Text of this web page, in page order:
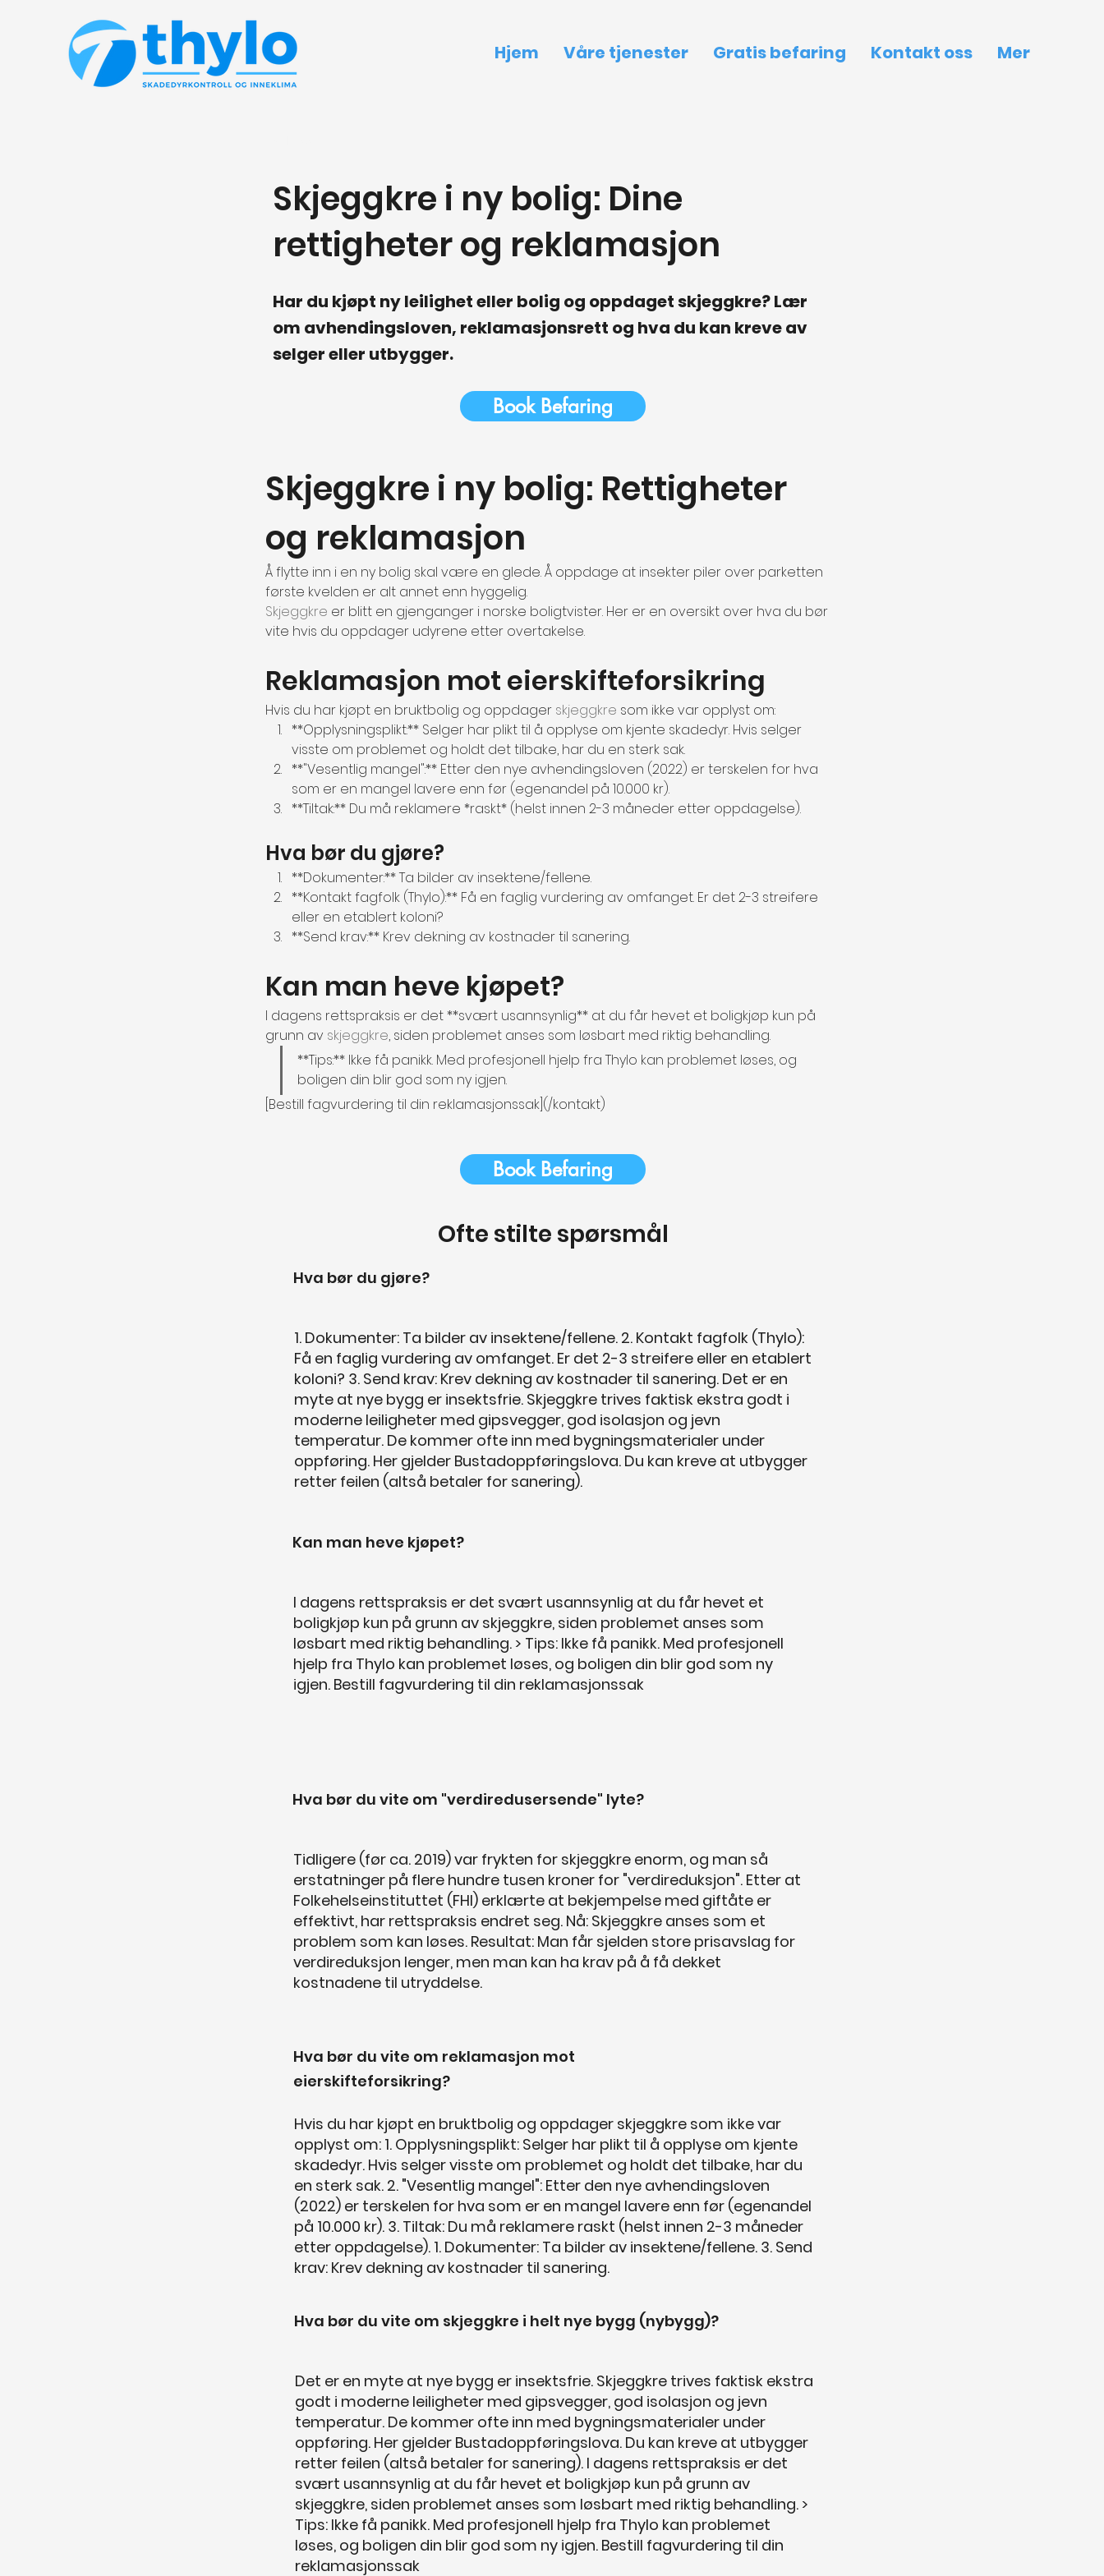
Hjem Våre tjenester Gratis befaring Kontakt oss Mer
Skjeggkre i ny bolig: Dine
rettigheter og reklamasjon
Har du kjøpt ny leilighet eller bolig og oppdaget skjeggkre? Lær
om avhendingsloven, reklamasjonsrett og hva du kan kreve av
selger eller utbygger.
Book Befaring
Skjeggkre i ny bolig: Rettigheter
og reklamasjon
Å flytte inn i en ny bolig skal være en glede. Å oppdage at insekter piler over parketten
første kvelden er alt annet enn hyggelig.
Skjeggkre er blitt en gjenganger i norske boligtvister. Her er en oversikt over hva du bør
vite hvis du oppdager udyrene etter overtakelse.
Reklamasjon mot eierskifteforsikring
Hvis du har kjøpt en bruktbolig og oppdager skjeggkre som ikke var opplyst om:
**Opplysningsplikt:** Selger har plikt til å opplyse om kjente skadedyr. Hvis selger
visste om problemet og holdt det tilbake, har du en sterk sak.
**"Vesentlig mangel":** Etter den nye avhendingsloven (2022) er terskelen for hva
som er en mangel lavere enn før (egenandel på 10.000 kr).
**Tiltak:** Du må reklamere *raskt* (helst innen 2-3 måneder etter oppdagelse).
Hva bør du gjøre?
**Dokumenter:** Ta bilder av insektene/fellene.
**Kontakt fagfolk (Thylo):** Få en faglig vurdering av omfanget. Er det 2-3 streifere
eller en etablert koloni?
**Send krav:** Krev dekning av kostnader til sanering.
Kan man heve kjøpet?
I dagens rettspraksis er det **svært usannsynlig** at du får hevet et boligkjøp kun på
grunn av skjeggkre, siden problemet anses som løsbart med riktig behandling.
**Tips:** Ikke få panikk. Med profesjonell hjelp fra Thylo kan problemet løses, og
boligen din blir god som ny igjen.
[Bestill fagvurdering til din reklamasjonssak](/kontakt)
Book Befaring
Ofte stilte spørsmål
Hva bør du gjøre?
1. Dokumenter: Ta bilder av insektene/fellene. 2. Kontakt fagfolk (Thylo):
Få en faglig vurdering av omfanget. Er det 2-3 streifere eller en etablert
koloni? 3. Send krav: Krev dekning av kostnader til sanering. Det er en
myte at nye bygg er insektsfrie. Skjeggkre trives faktisk ekstra godt i
moderne leiligheter med gipsvegger, god isolasjon og jevn
temperatur. De kommer ofte inn med bygningsmaterialer under
oppføring. Her gjelder Bustadoppføringslova. Du kan kreve at utbygger
retter feilen (altså betaler for sanering).
Kan man heve kjøpet?
I dagens rettspraksis er det svært usannsynlig at du får hevet et
boligkjøp kun på grunn av skjeggkre, siden problemet anses som
løsbart med riktig behandling. > Tips: Ikke få panikk. Med profesjonell
hjelp fra Thylo kan problemet løses, og boligen din blir god som ny
igjen. Bestill fagvurdering til din reklamasjonssak
Hva bør du vite om "verdiredusersende" lyte?
Tidligere (før ca. 2019) var frykten for skjeggkre enorm, og man så
erstatninger på flere hundre tusen kroner for "verdireduksjon". Etter at
Folkehelseinstituttet (FHI) erklærte at bekjempelse med giftåte er
effektivt, har rettspraksis endret seg. Nå: Skjeggkre anses som et
problem som kan løses. Resultat: Man får sjelden store prisavslag for
verdireduksjon lenger, men man kan ha krav på å få dekket
kostnadene til utryddelse.
Hva bør du vite om reklamasjon mot
eierskifteforsikring?
Hvis du har kjøpt en bruktbolig og oppdager skjeggkre som ikke var
opplyst om: 1. Opplysningsplikt: Selger har plikt til å opplyse om kjente
skadedyr. Hvis selger visste om problemet og holdt det tilbake, har du
en sterk sak. 2. "Vesentlig mangel": Etter den nye avhendingsloven
(2022) er terskelen for hva som er en mangel lavere enn før (egenandel
på 10.000 kr). 3. Tiltak: Du må reklamere raskt (helst innen 2-3 måneder
etter oppdagelse). 1. Dokumenter: Ta bilder av insektene/fellene. 3. Send
krav: Krev dekning av kostnader til sanering.
Hva bør du vite om skjeggkre i helt nye bygg (nybygg)?
Det er en myte at nye bygg er insektsfrie. Skjeggkre trives faktisk ekstra
godt i moderne leiligheter med gipsvegger, god isolasjon og jevn
temperatur. De kommer ofte inn med bygningsmaterialer under
oppføring. Her gjelder Bustadoppføringslova. Du kan kreve at utbygger
retter feilen (altså betaler for sanering). I dagens rettspraksis er det
svært usannsynlig at du får hevet et boligkjøp kun på grunn av
skjeggkre, siden problemet anses som løsbart med riktig behandling. >
Tips: Ikke få panikk. Med profesjonell hjelp fra Thylo kan problemet
løses, og boligen din blir god som ny igjen. Bestill fagvurdering til din
reklamasjonssak